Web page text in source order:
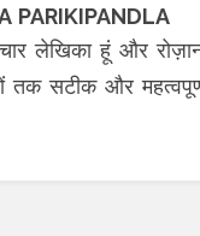
PARIKIPANDLA
लेखिका हूं और
तक सटीक और